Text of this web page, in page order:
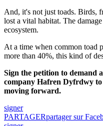
And, it's not just toads. Birds,
lost a vital habitat. The
ecosystem.
At a time when common toad
more than 40%, this kind of
Sign the petition to demand
company Hafren Dyfrdwy
moving forward.
signer
PARTAGERpartager sur